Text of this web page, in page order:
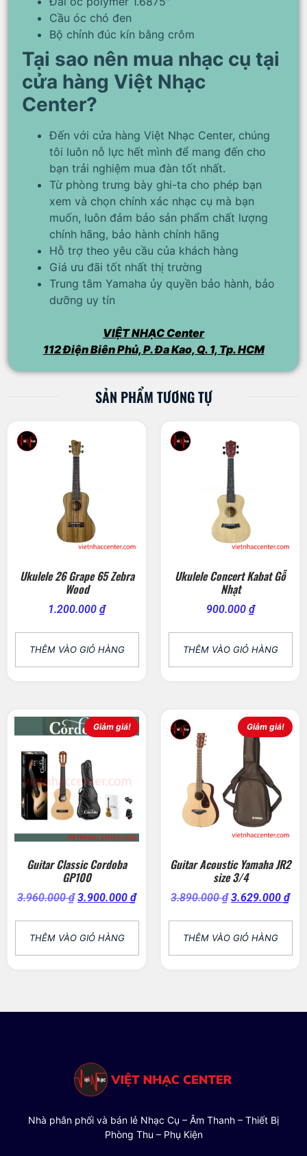
Cầu óc chó đen
Bộ chỉnh đúc kín bằng crôm
Tại sao nên mua nhạc cụ tại
cửa hàng Việt Nhạc
Center?
Đến với cửa hàng Việt Nhạc Center, chúng
tôi luôn nỗ lực hết mình để mang đến cho
bạn trải nghiệm mua đàn tốt nhất.
Từ phòng trưng bày ghi-ta cho phép bạn
xem và chọn chính xác nhạc cụ mà bạn
muốn, luôn đảm bảo sản phẩm chất lượng
chính hãng, bảo hành chính hãng
Hỗ trợ theo yêu cầu của khách hàng
Giá ưu đãi tốt nhất thị trường
Trung tâm Yamaha ủy quyền bảo hành, bảo
dưỡng uy tín
VIỆT NHẠC Center
112 Điện Biên Phủ, P. Đa Kao, Q. 1, Tp. HCM
SẢN PHẨM TƯƠNG TỰ
Ukulele 26 Grape 65 Zebra
Wood
1.200.000 ₫
THÊM VÀO GIỎ HÀNG
Ukulele Concert Kabat Gỗ
Nhạt
900.000 ₫
THÊM VÀO GIỎ HÀNG
Giảm giá!
Guitar Classic Cordoba
GP100
3.960.000₫ 3.900.000 ₫
THÊM VÀO GIỎ HÀNG
Giảm giá!
Guitar Acoustic Yamaha JR2
size 3/4
3.890.000₫ 3.629.000 ₫
THÊM VÀO GIỎ HÀNG
Nhà phân phối và bán lẻ Nhạc Cụ – Âm Thanh – Thiết Bị
Phòng Thu – Phụ Kiện